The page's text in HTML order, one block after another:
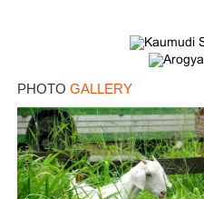
PHOTO GALLERY